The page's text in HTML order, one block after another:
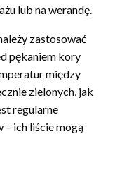
lub na werandę.
zastosować
pękaniem kory
między
zielonych, jak
regularne
– ich liście mogą